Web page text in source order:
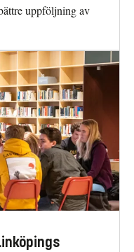
uppföljning av